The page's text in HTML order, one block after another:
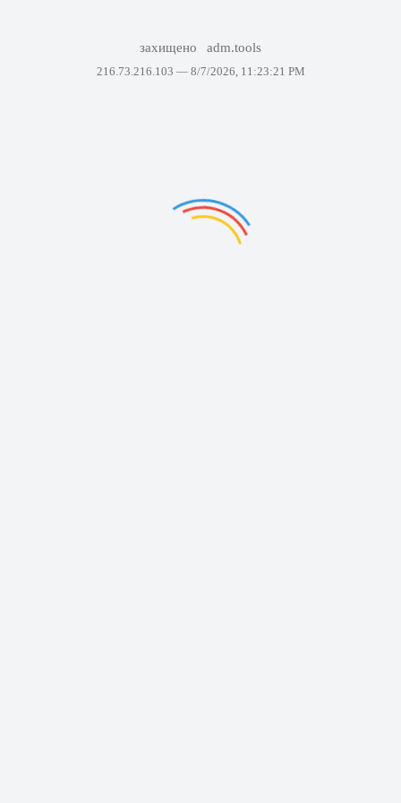
захищено adm.tools
216.73.216.103 — 8/7/2026, 11:23:21 PM